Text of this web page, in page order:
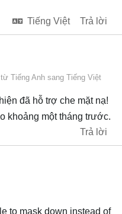
Tiếng Việt
Trả lời
Tiếng Anh sang Tiếng Việt
đã hỗ trợ che mặt nạ!
khoảng một tháng trước.
Trả lời
to mask down instead of